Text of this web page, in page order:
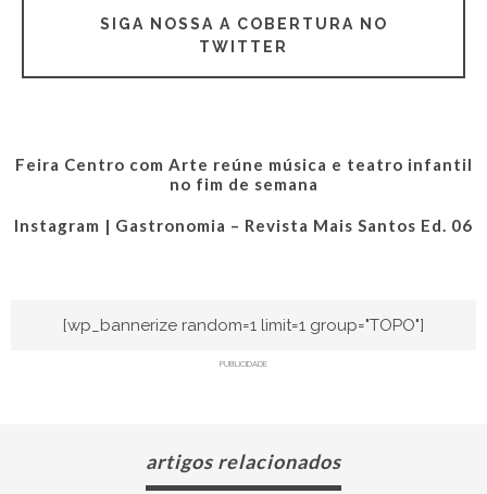
SIGA NOSSA A COBERTURA NO
TWITTER
Feira Centro com Arte reúne música e teatro infantil
no fim de semana
Instagram | Gastronomia – Revista Mais Santos Ed. 06
[wp_bannerize random=1 limit=1 group="TOPO"]
PUBLICIDADE
artigos relacionados